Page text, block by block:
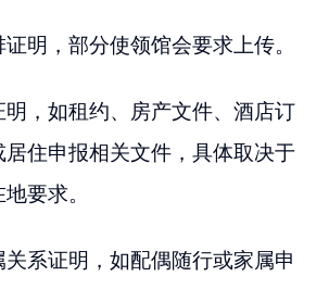
明，部分使领馆会要求上传。
，如租约、房产文件、酒店订
住申报相关文件，具体取决于
要求。
系证明，如配偶随行或家属申